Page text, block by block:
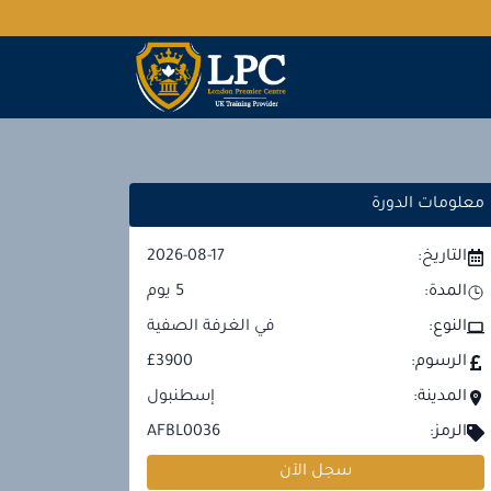
معلومات الدورة
التاريخ:
2026-08-17
المدة:
5 يوم
النوع:
في الغرفة الصفية
الرسوم:
£3900
المدينة:
إسطنبول
الرمز:
AFBL0036
سجل الآن